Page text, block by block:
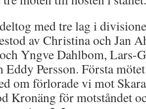
med tre lag i
av Christina och Jan
Yngve Dahlbom, Lars-
Eddy Persson. Första
om förlorade vi mot
Kronäng för motståndet